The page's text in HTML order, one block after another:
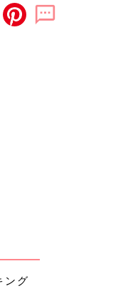
ートします！
ング